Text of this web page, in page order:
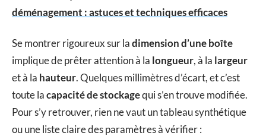
déménagement : astuces et techniques efficaces
Se montrer rigoureux sur ladimension d’une boîte
implique de prêter attention à la longueur, à la largeur
et à la hauteur. Quelques millimètres d’écart, et c’est
toute lacapacité de stockagequi s’en trouve modifiée.
Pour s’y retrouver, rien ne vaut un tableau synthétique
ou une liste claire des paramètres à vérifier :